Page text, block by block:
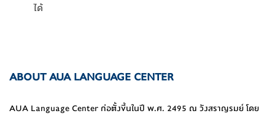
ได้
ABOUT AUA LANGUAGE CENTER
AUA Language Center ก่อตั้งขึ้นในปี พ.ศ. 2495 ณ วังสราญรมย์ โดย